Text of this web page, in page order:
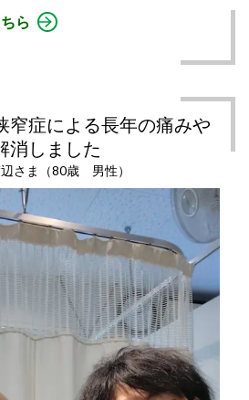
ら
窄症による長年の痛みや
消しました
さま（80歳 男性）